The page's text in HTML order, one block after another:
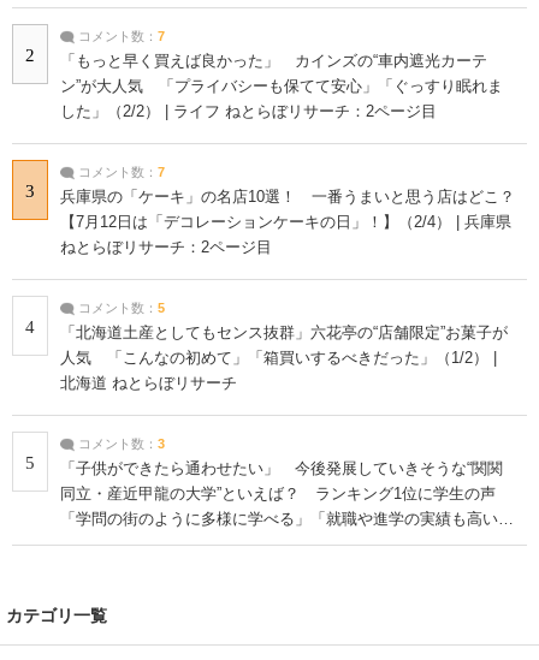
2
コメント数： 7
「もっと早く買えば良かった」 カインズの“車内遮光カーテ
ン”が大人気 「プライバシーも保てて安心」「ぐっすり眠れま
した」（2/2） | ライフ ねとらぼリサーチ：2ページ目
3
コメント数： 7
兵庫県の「ケーキ」の名店10選！ 一番うまいと思う店はどこ？
【7月12日は「デコレーションケーキの日」！】（2/4） | 兵庫県
ねとらぼリサーチ：2ページ目
4
コメント数： 5
「北海道土産としてもセンス抜群」六花亭の“店舗限定”お菓子が
人気 「こんなの初めて」「箱買いするべきだった」（1/2） |
北海道 ねとらぼリサーチ
5
コメント数： 3
「子供ができたら通わせたい」 今後発展していきそうな“関関
同立・産近甲龍の大学”といえば？ ランキング1位に学生の声
「学問の街のように多様に学べる」「就職や進学の実績も高い」
| 大学 ねとらぼリサーチ
カテゴリ一覧